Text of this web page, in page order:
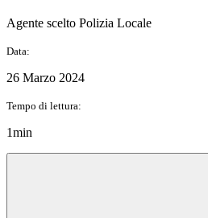
Agente scelto Polizia Locale
Data:
26 Marzo 2024
Tempo di lettura:
1min